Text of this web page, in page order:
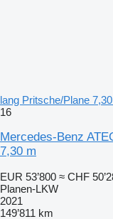
lang Pritsche/Plane
16
Mercedes-Benz
7,30 m
EUR 53’800 ≈ CHF
Planen-LKW
2021
149’811 km